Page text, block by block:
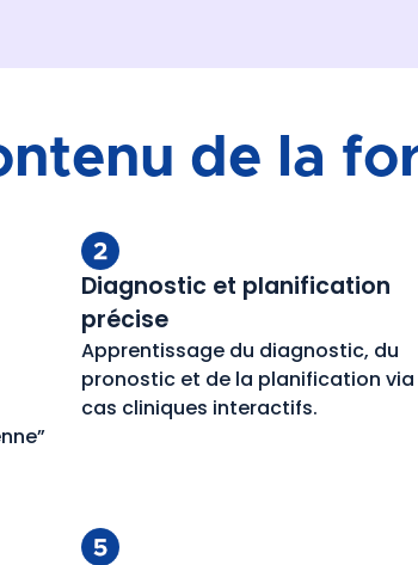
de la
Diagnostic et planification
précise
Apprentissage du diagnostic, du
pronostic et de la planification via
cas cliniques interactifs.